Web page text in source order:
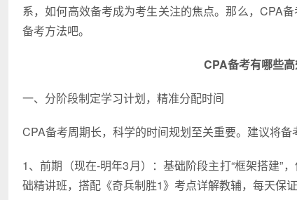
系，如何高效备考成为考生关注的焦点。那么，CPA
备考方法吧。
CPA备考有哪些
一、分阶段制定学习计划，精准分配时间
CPA备考周期长，科学的时间规划至关重要。建议将备
1、前期（现在-明年3月）：基础阶段主打“框架搭建”
础精讲班，搭配《奇兵制胜1》考点详解教辅，每天保